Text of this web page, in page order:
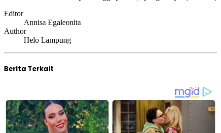
Editor
Annisa Egaleonita
Author
Helo Lampung
Berita Terkait